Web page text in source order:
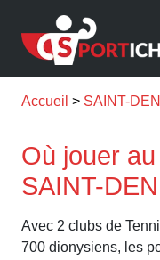
Accueil SAINT-
Où jouer
SAINT-
Avec 2 clubs de
700 dionysiens, les